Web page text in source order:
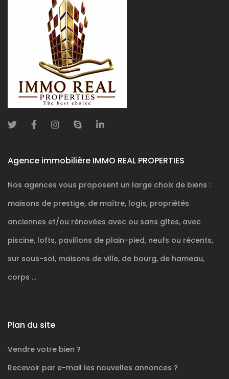
Agence immobilière IMMO REAL PROPERTIES
Nos agences vous proposent un large choix de biens :
maisons de prestige, de maître, logis, propriétés
anciennes et/ou rénovées avec ou sans gîtes, avec
piscine, lofts, pavillons de plain-pied, neufs ou récents,
sur sous-sol, maisons de ville, de bourg, de hameau,
corps ...
Plan du site
Vendre votre bien ?
Recevoir par e-mail les nouvelles annonces ?